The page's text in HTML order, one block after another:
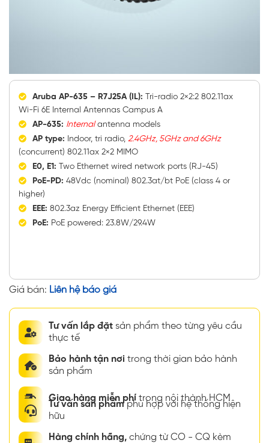
Aruba AP-635 – R7J25A (IL): Tri-radio 2×2:2 802.11ax
Wi-Fi 6E Internal Antennas Campus A
AP-635: Internalantenna models
AP type: Indoor, tri radio, 2.4GHz, 5GHz and 6GHz
(concurrent) 802.11ax 2×2 MIMO
E0, E1: Two Ethernet wired network ports (RJ-45)
PoE-PD: 48Vdc (nominal) 802.3at/bt PoE (class 4 or
higher)
EEE: 802.3az Energy Efficient Ethernet (EEE)
PoE: PoE powered: 23.8W/29.4W
Giá bán: Liên hệ báo giá
Tư vấn lắp đặt sản phẩm theo từng yêu cầu
thực tế
Bảo hành tận nơi trong thời gian bảo hành
sản phẩm
Giao hàng miễn phí trong nội thành HCM
Tư vấn sản phẩmphù hợp với hệ thống hiện
hữu
Hàng chính hãng, chứng từ CO - CQ kèm